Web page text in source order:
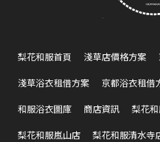
梨花和服首頁 淺草店價格方案
淺草浴衣租借方案
京都浴衣租借
和服浴衣圖庫
商店資訊 梨花
梨花和服嵐山店
梨花和服清水寺